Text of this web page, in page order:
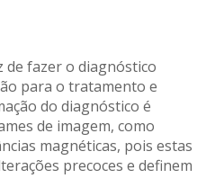
de fazer o diagnóstico
para o tratamento e
do diagnóstico é
de imagem, como
magnéticas, pois estas
precoces e definem